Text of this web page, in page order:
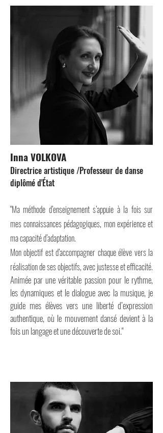
Inna VOLKOVA
Directrice artistique /Professeur de danse
diplômé d'État
"Ma méthode d’enseignement s’appuie à la fois sur
mes connaissances pédagogiques, mon expérience et
ma capacité d’adaptation.
Mon objectif est d’accompagner chaque élève vers la
réalisation de ses objectifs, avec justesse et efficacité.
Animée par une véritable passion pour le rythme,
les dynamiques et le dialogue avec la musique, je
guide mes élèves vers une liberté d’expression
authentique, où le mouvement dansé devient à la
fois un langage et une découverte de soi."